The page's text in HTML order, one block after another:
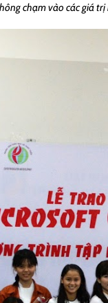
chạm vào các giá